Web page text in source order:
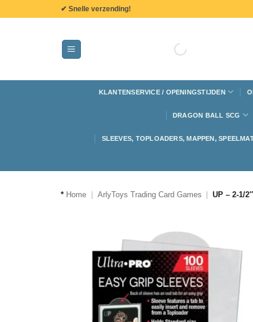
✔ Snelle verzending!
KLANTENSERVICE / OPENINGSTIJDEN
DRAGON BALL SCG
SLEEVES, TOPLOADERS, MAPPEN,
* Home ArlyToys Trading Card Games UP – 2-1/